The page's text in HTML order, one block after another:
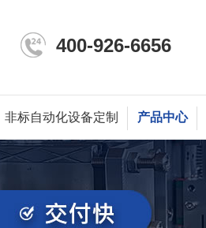
400-926-6656
非标自动化设备定制 产品中心